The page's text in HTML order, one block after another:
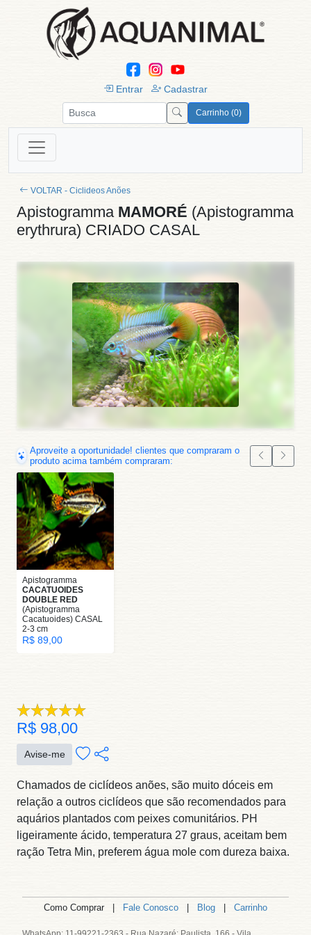
Entrar Cadastrar
Carrinho (0)
VOLTAR - Ciclideos Anões
Apistogramma MAMORÉ (Apistogramma
erythrura) CRIADO CASAL
Aproveite a oportunidade! clientes que compraram o
produto acima também compraram:
Apistogramma
CACATUOIDES
DOUBLE RED
(Apistogramma
Cacatuoides) CASAL
2-3 cm
R$ 89,00
R$ 98,00
Avise-me
Chamados de ciclídeos anões, são muito dóceis em
relação a outros ciclídeos que são recomendados para
aquários plantados com peixes comunitários. PH
ligeiramente ácido, temperatura 27 graus, aceitam bem
ração Tetra Min, preferem água mole com dureza baixa.
Como Comprar | Fale Conosco | Blog | Carrinho